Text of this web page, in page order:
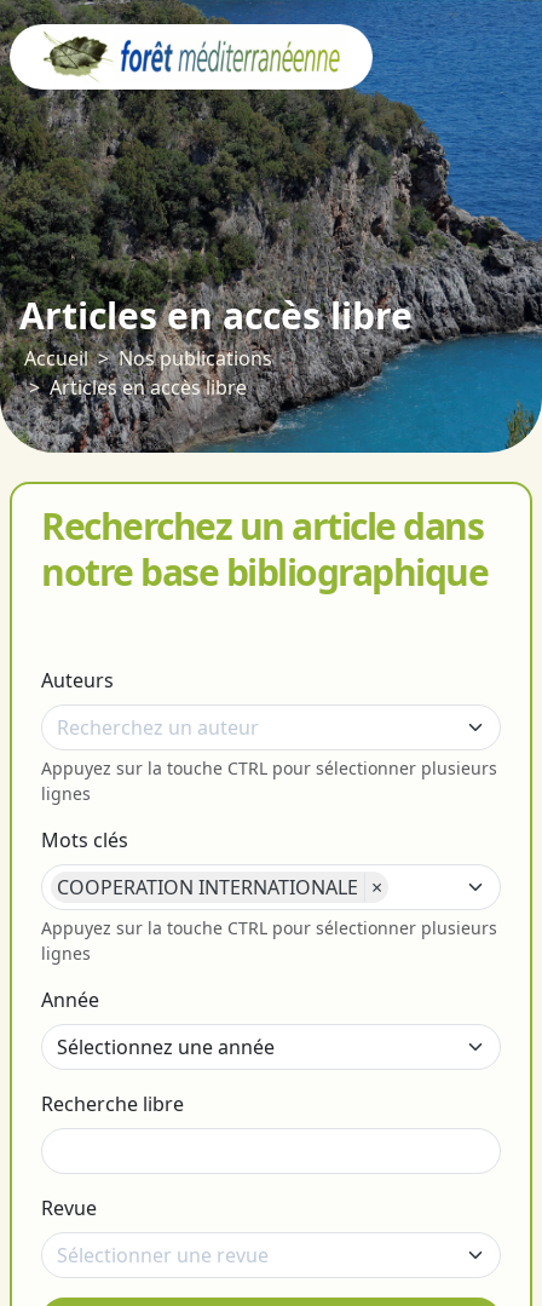
Articles en accès libre
Accueil
Nos publications
Articles en accès libre
Recherchez un article dans
notre base bibliographique
Auteurs
Appuyez sur la touche CTRL pour sélectionner plusieurs
lignes
Mots clés
COOPERATION INTERNATIONALE ×
Appuyez sur la touche CTRL pour sélectionner plusieurs
lignes
Année
Recherche libre
Revue
Panneau de gestion des cookies